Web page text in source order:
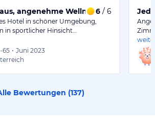
angenehme Wellness-Oase
6 / 6
Hotel in schöner Umgebung,
in sportlicher Hinsicht…
65 • Juni 2023
Bewertungen (137)